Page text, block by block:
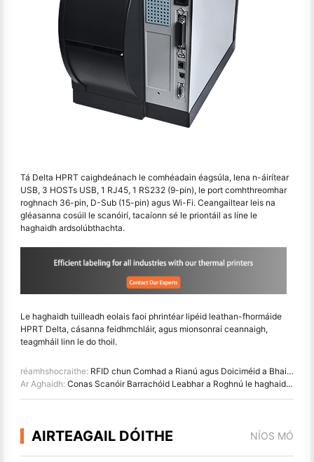
Tá Delta HPRT caighdeánach le comhéadain éagsúla, lena n-áirítear
USB, 3 HOSTs USB, 1 RJ45, 1 RS232 (9-pin), le port comhthreomhar
roghnach 36-pin, D-Sub (15-pin) agus Wi-Fi. Ceangailtear leis na
gléasanna cosúil le scanóirí, tacaíonn sé le priontáil as líne le
haghaidh ardsolúbthachta.
Le haghaidh tuilleadh eolais faoi phrintéar lipéid leathan-fhormáide
HPRT Delta, cásanna feidhmchláir, agus mionsonraí ceannaigh,
teagmháil linn le do thoil.
réamhshocraithe: RFID chun Comhad a Rianú agus Doiciméid a Bhainistiú
Ar Aghaidh: Conas Scanóir Barrachóid Leabhar a Roghnú le haghaidh Siopaí Leabhar agus Leabharlanna
AIRTEAGAIL DÓITHE NÍOS MÓ